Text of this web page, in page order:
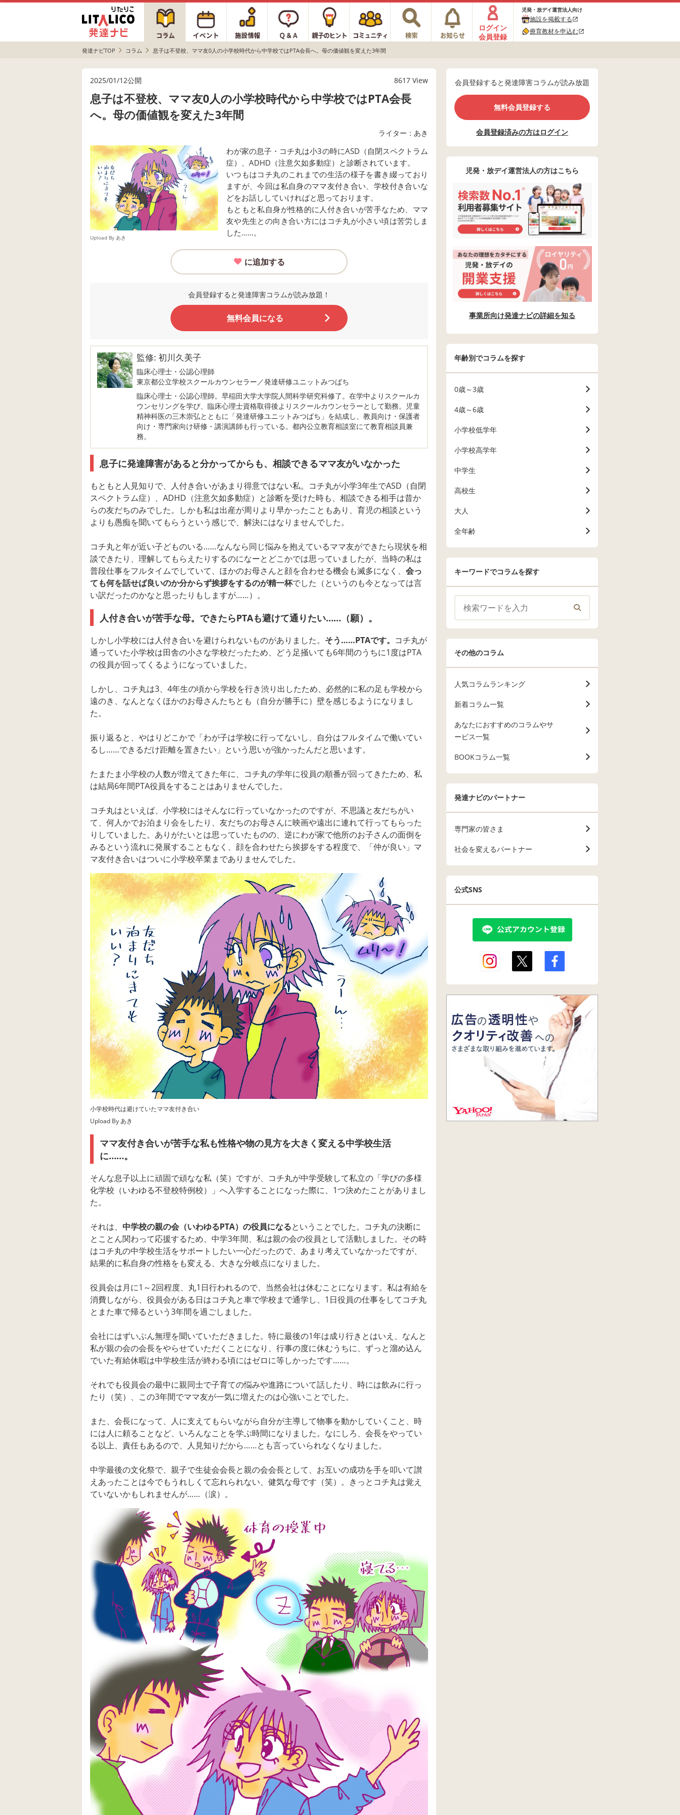
ログイン
会員登録
児発・放デイ運営法人向け
施設を掲載する
療育教材を申込む
発達ナビTOP コラム 息子は不登校、ママ友0人の小学校時代から中学校ではPTA会長へ。母の価値観を変えた3年間
2025/01/12公開 8617 View
息子は不登校、ママ友0人の小学校時代から中学校ではPTA会長
へ。母の価値観を変えた3年間
ライター：あき
Upload By あき
わが家の息子・コチ丸は小3の時にASD（自閉スペクトラム
症）、ADHD（注意欠如多動症）と診断されています。
いつもはコチ丸のこれまでの生活の様子を書き綴っており
ますが、今回は私自身のママ友付き合い、学校付き合いな
どをお話ししていければと思っております。
もともと私自身が性格的に人付き合いが苦手なため、ママ
友や先生との向き合い方にはコチ丸が小さい頃は苦労しま
した……。
に追加する
会員登録すると発達障害コラムが読み放題！
無料会員になる
監修: 初川久美子
臨床心理士・公認心理師
東京都公立学校スクールカウンセラー／発達研修ユニットみつばち
臨床心理士・公認心理師。早稲田大学大学院人間科学研究科修了。在学中よりスクールカ
ウンセリングを学び、臨床心理士資格取得後よりスクールカウンセラーとして勤務。児童
精神科医の三木崇弘とともに「発達研修ユニットみつばち」を結成し、教員向け・保護者
向け・専門家向け研修・講演講師も行っている。都内公立教育相談室にて教育相談員兼
務。
息子に発達障害があると分かってからも、相談できるママ友がいなかった
もともと人見知りで、人付き合いがあまり得意ではない私。コチ丸が小学3年生でASD（自閉
スペクトラム症）、ADHD（注意欠如多動症）と診断を受けた時も、相談できる相手は昔か
らの友だちのみでした。しかも私は出産が周りより早かったこともあり、育児の相談という
よりも愚痴を聞いてもらうという感じで、解決にはなりませんでした。
コチ丸と年が近い子どものいる……なんなら同じ悩みを抱えているママ友ができたら現状を相
談できたり、理解してもらえたりするのになーとどこかでは思っていましたが、当時の私は
普段仕事をフルタイムでしていて、ほかのお母さんと顔を合わせる機会も滅多になく、 会っ
ても何を話せば良いのか分からず挨拶をするのが精一杯でした（というのも今となっては言
い訳だったのかなと思ったりもしますが……）。
人付き合いが苦手な母。できたらPTAも避けて通りたい……（願）。
しかし小学校には人付き合いを避けられないものがありました。 そう……PTAです。 コチ丸が
通っていた小学校は田舎の小さな学校だったため、どう足掻いても6年間のうちに1度はPTA
の役員が回ってくるようになっていました。
しかし、コチ丸は3、4年生の頃から学校を行き渋り出したため、必然的に私の足も学校から
遠のき、なんとなくほかのお母さんたちとも（自分が勝手に）壁を感じるようになりまし
た。
振り返ると、やはりどこかで「わが子は学校に行ってないし、自分はフルタイムで働いてい
るし……できるだけ距離を置きたい」という思いが強かったんだと思います。
たまたま小学校の人数が増えてきた年に、コチ丸の学年に役員の順番が回ってきたため、私
は結局6年間PTA役員をすることはありませんでした。
コチ丸はといえば、小学校にはそんなに行っていなかったのですが、不思議と友だちがい
て、何人かでお泊まり会をしたり、友だちのお母さんに映画や遠出に連れて行ってもらった
りしていました。ありがたいとは思っていたものの、逆にわが家で他所のお子さんの面倒を
みるという流れに発展することもなく、顔を合わせたら挨拶をする程度で、「仲が良い」マ
マ友付き合いはついに小学校卒業までありませんでした。
小学校時代は避けていたママ友付き合い
Upload By あき
ママ友付き合いが苦手な私も性格や物の見方を大きく変える中学校生活
に……。
そんな息子以上に頑固で頑なな私（笑）ですが、コチ丸が中学受験して私立の「学びの多様
化学校（いわゆる不登校特例校）」へ入学することになった際に、1つ決めたことがありまし
た。
それは、 中学校の親の会（いわゆるPTA）の役員になるということでした。コチ丸の決断に
とことん関わって応援するため、中学3年間、私は親の会の役員として活動しました。その時
はコチ丸の中学校生活をサポートしたい一心だったので、あまり考えていなかったですが、
結果的に私自身の性格をも変える、大きな分岐点になりました。
役員会は月に1～2回程度、丸1日行われるので、当然会社は休むことになります。私は有給を
消費しながら、役員会がある日はコチ丸と車で学校まで通学し、1日役員の仕事をしてコチ丸
とまた車で帰るという3年間を過ごしました。
会社にはずいぶん無理を聞いていただきました。特に最後の1年は成り行きとはいえ、なんと
私が親の会の会長をやらせていただくことになり、行事の度に休むうちに、ずっと溜め込ん
でいた有給休暇は中学校生活が終わる頃にはゼロに等しかったです……。
それでも役員会の最中に親同士で子育ての悩みや進路について話したり、時には飲みに行っ
たり（笑）、この3年間でママ友が一気に増えたのは心強いことでした。
また、会長になって、人に支えてもらいながら自分が主導して物事を動かしていくこと、時
には人に頼ることなど、いろんなことを学ぶ時間になりました。なにしろ、会長をやってい
る以上、責任もあるので、人見知りだから……とも言っていられなくなりました。
中学最後の文化祭で、親子で生徒会会長と親の会会長として、お互いの成功を手を叩いて讃
えあったことは今でもうれしくて忘れられない、健気な母です（笑）。きっとコチ丸は覚え
ていないかもしれませんが……（涙）。
会員登録すると発達障害コラムが読み放題
無料会員登録する
会員登録済みの方はログイン
児発・放デイ運営法人の方はこちら
事業所向け発達ナビの詳細を知る
年齢別でコラムを探す
0歳～3歳
4歳～6歳
小学校低学年
小学校高学年
中学生
高校生
大人
全年齢
キーワードでコラムを探す
その他のコラム
人気コラムランキング
新着コラム一覧
あなたにおすすめのコラムやサ
ービス一覧
BOOKコラム一覧
発達ナビのパートナー
専門家の皆さま
社会を変えるパートナー
公式SNS